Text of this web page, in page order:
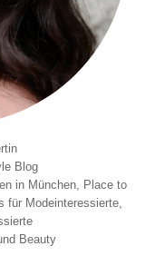
Blog
in München, Place to
für Modeinteressierte,
Beauty